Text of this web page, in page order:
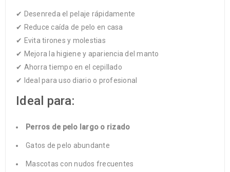
✔ Desenreda el pelaje rápidamente
✔ Reduce caída de pelo en casa
✔ Evita tirones y molestias
✔ Mejora la higiene y apariencia del manto
✔ Ahorra tiempo en el cepillado
✔ Ideal para uso diario o profesional
Ideal para:
Perros de pelo largo o rizado
Gatos de pelo abundante
Mascotas con nudos frecuentes